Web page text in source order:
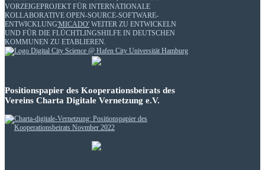
VORZEIGEPROJEKT FÜR INTERNATIONALE
KOLLABORATIVE OPEN-SOURCE-SOFTWARE-
ENTWICKLUNG'MICADO' WEITER ZU ENTWICKELN
UND FÜR DIE FLÜCHTLINGSHILFE IN DEUTSCHEN
KOMMUNEN ZU ETABLIEREN.
Positionspapier des Kooperationsbeirats des
Vereins Charta Digitale Vernetzung e.V.